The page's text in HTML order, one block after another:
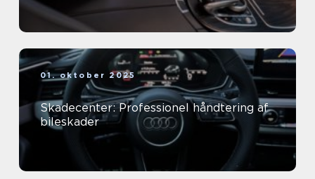
01. oktober 2025
Skadecenter: Professionel håndtering af
bileskader